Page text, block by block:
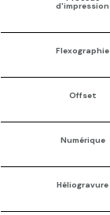
d'impression
Flexographie
Offset
Numérique
Héliogravure